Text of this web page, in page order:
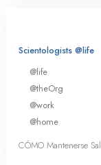
Scientologists @life
@life
@theOrg
@work
@home
CÓMO Mantenerse